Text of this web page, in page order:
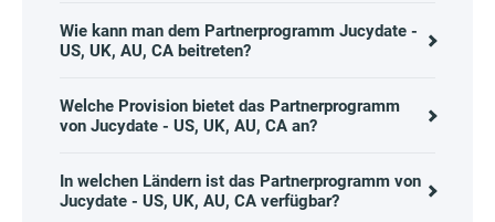
Wie kann man dem Partnerprogramm Jucydate -
US, UK, AU, CA beitreten?
Welche Provision bietet das Partnerprogramm
von Jucydate - US, UK, AU, CA an?
In welchen Ländern ist das Partnerprogramm von
Jucydate - US, UK, AU, CA verfügbar?